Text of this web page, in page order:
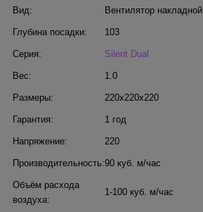
Вид: Вентилятор накладной
Глубина посадки: 103
Серия: Silent Dual
Вес: 1.0
Размеры: 220x220x220
Гарантия: 1 год
Напряжение: 220
Производительность:90 куб. м/час
Объём расхода
воздуха:
1-100 куб. м/час